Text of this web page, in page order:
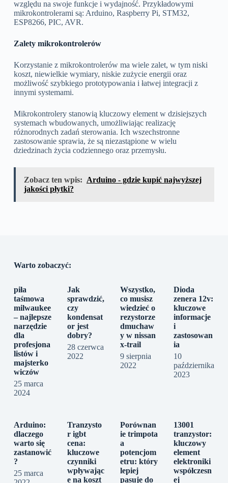
względu na swoje funkcje i wydajność. Przykładowymi
mikrokontrolerami są: Arduino, Raspberry Pi, STM32,
ESP8266, PIC, AVR.
Zalety mikrokontrolerów
Korzystanie z mikrokontrolerów ma wiele zalet, w tym niski
koszt, niewielkie wymiary, niskie zużycie energii oraz
możliwość szybkiego prototypowania i łatwej integracji z
innymi systemami.
Mikrokontrolery stanowią kluczowy element w dzisiejszych
systemach wbudowanych, umożliwiając realizację
różnorodnych zadań sterowania. Ich wszechstronne
zastosowanie sprawia, że są niezastąpione w wielu
dziedzinach życia codziennego oraz przemysłu.
Zobacz ten wpis: Arduino - gdzie kupić najwyższej
jakości płytki?
Warto zobaczyć:
piła
taśmowa
milwaukee
– najlepsze
narzędzie
dla
profesjona
listów i
majsterko
wiczów
25 marca
2024
Jak
sprawdzić,
czy
kondensat
or jest
dobry?
28 czerwca
2022
Wszystko,
co musisz
wiedzieć o
rezystorze
dmuchaw
y w nissan
x-trail
9 sierpnia
2022
Dioda
zenera 12v:
kluczowe
informacje
i
zastosowan
ia
10
października
2023
Arduino:
dlaczego
warto się
zastanowić
?
25 marca
Tranzysto
r igbt
cena:
kluczowe
czynniki
wpływając
e na koszt
Porównan
ie trimpota
a
potencjom
etru: który
lepiej
pasuje do
13001
tranzystor:
kluczowy
element
elektroniki
współczesn
ej